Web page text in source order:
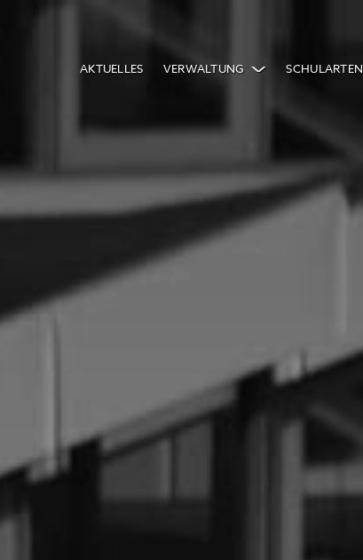
AKTUELLES VERWALTUNG SCHULARTEN